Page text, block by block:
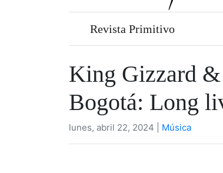
Revista Primitivo
King Gizzard
Bogotá: Long
lunes, abril 22, 2024 | Música